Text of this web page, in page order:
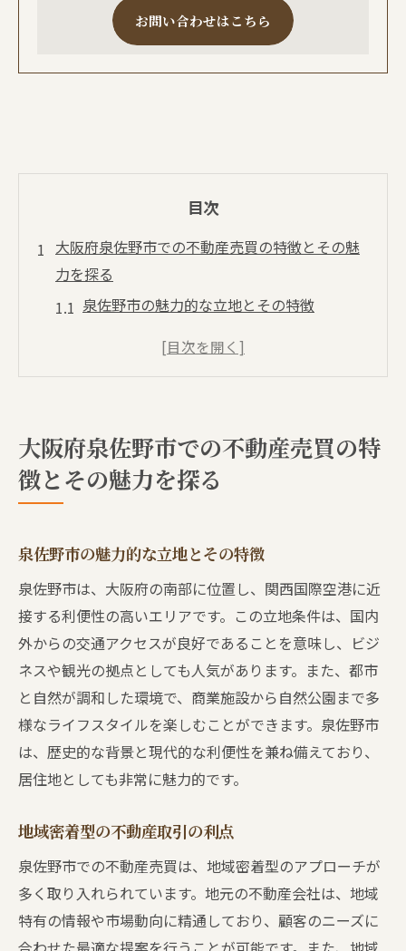
お問い合わせはこちら
目次
大阪府泉佐野市での不動産売買の特徴とその魅
力を探る
泉佐野市の魅力的な立地とその特徴
地域密着型の不動産取引の利点
地域住民から見た泉佐野市の住みやすさ
不動産売買の流れを解説！泉佐野市での成功事
物件選びから契約までのステップ-by-ステ
泉佐野市における成功した取引例
地元の不動産エージェントとの協力の重要
性
不動産売買における法的手続きの流れ
泉佐野市での不動産売買の実践的なコツ
初めてでも安心！取引をスムーズに進める
方法
クリスト
契約前に確認すべき重要ポイント
物件の実地見学で見るべきポイント
周辺環境のチェック方法
大阪府泉佐野市での不動産売買の特
徴とその魅力を探る
泉佐野市の魅力的な立地とその特徴
泉佐野市は、大阪府の南部に位置し、関西国際空港に近
接する利便性の高いエリアです。この立地条件は、国内
外からの交通アクセスが良好であることを意味し、ビジ
ネスや観光の拠点としても人気があります。また、都市
と自然が調和した環境で、商業施設から自然公園まで多
様なライフスタイルを楽しむことができます。泉佐野市
は、歴史的な背景と現代的な利便性を兼ね備えており、
居住地としても非常に魅力的です。
地域密着型の不動産取引の利点
泉佐野市での不動産売買は、地域密着型のアプローチが
多く取り入れられています。地元の不動産会社は、地域
特有の情報や市場動向に精通しており、顧客のニーズに